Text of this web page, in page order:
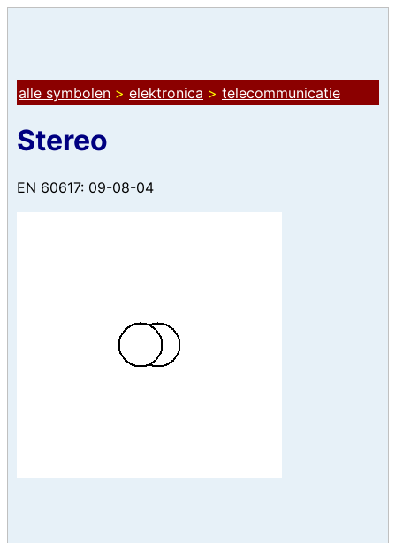
alle symbolen > elektronica > telecommunicatie
Stereo
EN 60617: 09-08-04